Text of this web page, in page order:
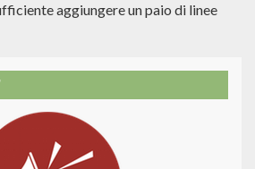
aggiungere un paio di linee